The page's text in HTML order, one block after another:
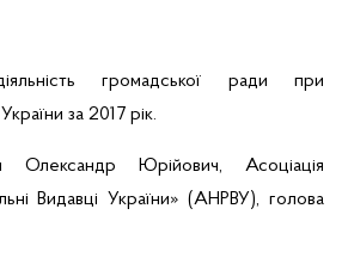
громадської ради при
за 2017 рік.
Олександр Юрійович, Асоціація
Видавці України» (АНРВУ), голова